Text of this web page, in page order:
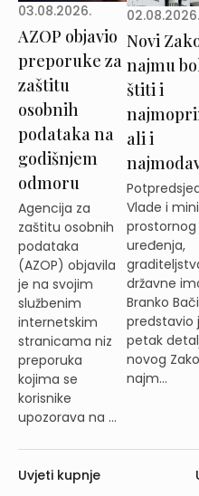
03.08.2026.
AZOP objavio
preporuke za
zaštitu
osobnih
podataka na
godišnjem
odmoru
Agencija za
zaštitu osobnih
podataka
(AZOP) objavila
je na svojim
službenim
internetskim
stranicama niz
preporuka
kojima se
korisnike
upozorava na ...
02.08.2026.
Novi
najmu
štiti i
ali i
Vlade i
prostornog
uređenja,
državne
Branko
predstavio
petak
novog
najm...
Uvjeti kupnje